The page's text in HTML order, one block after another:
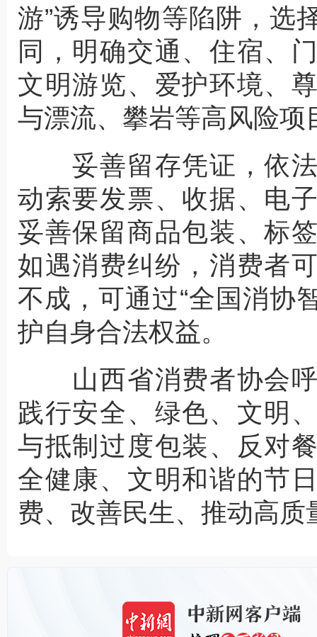
游”诱导购物等陷阱，选
同，明确交通、住宿、
文明游览、爱护环境、
与漂流、攀岩等高风险项
妥善留存凭证，依法
动索要发票、收据、电
妥善保留商品包装、标
如遇消费纠纷，消费者
不成，可通过“全国消协
护自身合法权益。
山西省消费者协会呼
践行安全、绿色、文明
与抵制过度包装、反对
全健康、文明和谐的节
费、改善民生、推动高